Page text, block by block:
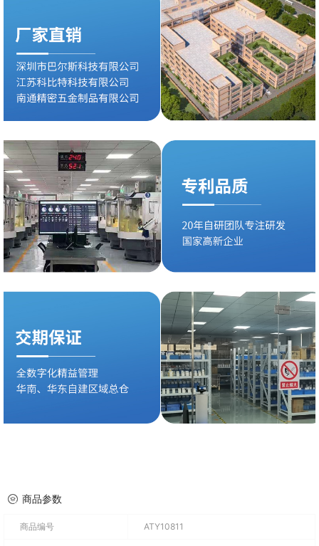
商品参数
商品编号 ATY10811